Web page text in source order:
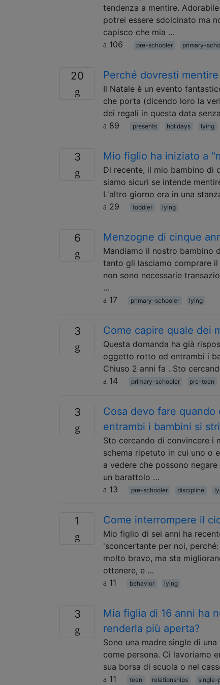
tendenza a mentire.
potrei essere sdolcinato ma
capisco che mia …
106
pre-schooler primary-
20 Perché dovresti
Il Natale è un evento
che porta (dicendo loro la
dei regali in questa data
89
presents holidays lying
3 Mio figlio ha iniziato a
Di recente, il mio bambino di
siamo sicuri se intende
L'altro giorno era in una
29
toddler lying
6 Menzogne ​​di cinque
Mandiamo il nostro bambino
tanto gli lasciamo comprare
non sono necessarie
…
17
primary-schooler lying
3 Come capire quale dei
Questa domanda ha già
oggetto rotto ed entrambi i
Chiuso 2 anni fa . Sto
14
primary-schooler pre-teen
3
Cosa devo fare
entrambi i bambini si
Sto cercando di convincere i
schema ripetuto in cui uno o
a vedere che possono
un barattolo …
13
pre-schooler discipline
1 Come interrompere il
Mio figlio di sei anni ha
'sconcertante per noi,
molto bravo, ma sta
ottenere, e …
11
behavior lying
3
Mia figlia di 16 anni ha
renderla più aperta?
Sono una madre single di
come persona. Ci lavoriamo
sua borsa di scuola o nel
11
teen relationships single-